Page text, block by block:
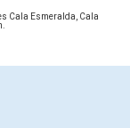
Cala Esmeralda, Cala